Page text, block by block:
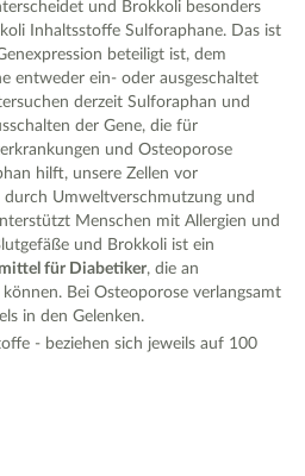
und Brokkoli besonders
Inhaltsstoffe Sulforaphane. Das ist
beteiligt ist, dem
entweder ein- oder ausgeschaltet
derzeit Sulforaphan und
der Gene, die für
und Osteoporose
hilft, unsere Zellen vor
durch Umweltverschmutzung und
Menschen mit Allergien und
und Brokkoli ist ein
für Diabetiker, die an
Bei Osteoporose verlangsamt
in den Gelenken.
- beziehen sich jeweils auf 100